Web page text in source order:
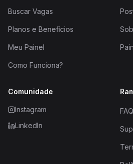
Buscar Vagas
Planos e Benefícios
Meu Painel
Como Funciona?
Comunidade
Instagram
LinkedIn
FAQ